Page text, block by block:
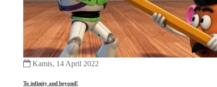
Kamis, 14 April 2022
To infinity and beyond!